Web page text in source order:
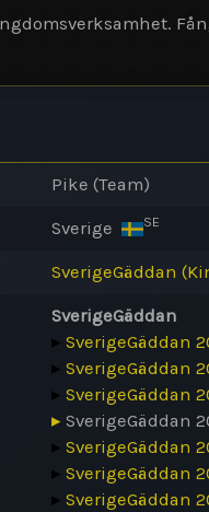
Pike (Team)
Sverige SE
SverigeGäddan
SverigeGäddan
▸ SverigeGäddan
▸ SverigeGäddan
▸ SverigeGäddan
▸ SverigeGäddan
▸ SverigeGäddan
▸ SverigeGäddan
▸ SverigeGäddan